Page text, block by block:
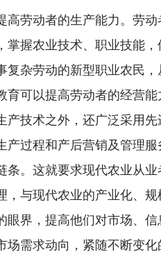
劳动者的生产能力。劳动
掌握农业技术、职业技能
复杂劳动的新型职业农民
育可以提高劳动者的经营
产技术之外，还广泛采用
产过程和产后营销及管理
条。这就要求现代农业从
，与现代农业的产业化、
眼界，提高他们对市场、
需求动向，紧随不断变化